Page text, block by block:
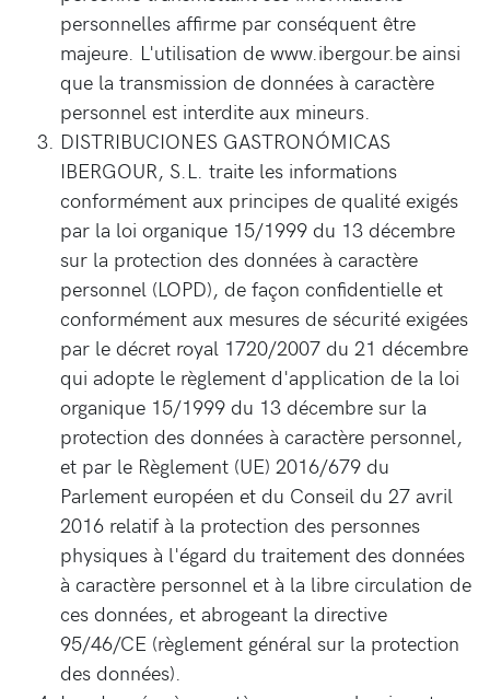
personnelles affirme par conséquent être
majeure. L'utilisation de www.ibergour.be ainsi
que la transmission de données à caractère
personnel est interdite aux mineurs.
DISTRIBUCIONES GASTRONÓMICAS
IBERGOUR, S.L. traite les informations
conformément aux principes de qualité exigés
par la loi organique 15/1999 du 13 décembre
sur la protection des données à caractère
personnel (LOPD), de façon confidentielle et
conformément aux mesures de sécurité exigées
par le décret royal 1720/2007 du 21 décembre
qui adopte le règlement d'application de la loi
organique 15/1999 du 13 décembre sur la
protection des données à caractère personnel,
et par le Règlement (UE) 2016/679 du
Parlement européen et du Conseil du 27 avril
2016 relatif à la protection des personnes
physiques à l'égard du traitement des données
à caractère personnel et à la libre circulation de
ces données, et abrogeant la directive
95/46/CE (règlement général sur la protection
des données).